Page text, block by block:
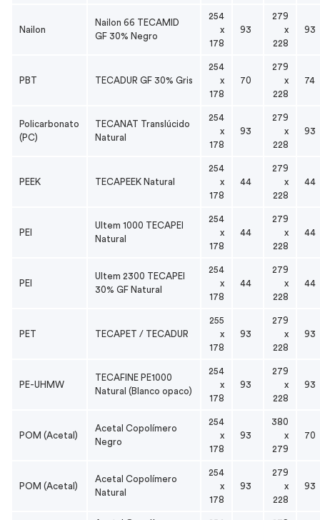
Nailon
Nailon 66 TECAMID
GF 30% Negro
254
x
178
93
279
x
228
93
PBT TECADUR GF 30% Gris
254
x
178
70
279
x
228
74
Policarbonato
(PC)
TECANAT Translúcido
Natural
254
x
178
93
279
x
228
93
PEEK TECAPEEK Natural
254
x
178
44
279
x
228
44
PEI
Ultem 1000 TECAPEI
Natural
254
x
178
44
279
x
228
44
PEI
Ultem 2300 TECAPEI
30% GF Natural
254
x
178
44
279
x
228
44
PET TECAPET / TECADUR
255
x
178
93
279
x
228
93
PE-UHMW
TECAFINE PE1000
Natural (Blanco opaco)
254
x
178
93
279
x
228
93
POM (Acetal)
Acetal Copolímero
Negro
254
x
178
93
380
x
279
70
POM (Acetal)
Acetal Copolímero
Natural
254
x
178
93
279
x
228
93